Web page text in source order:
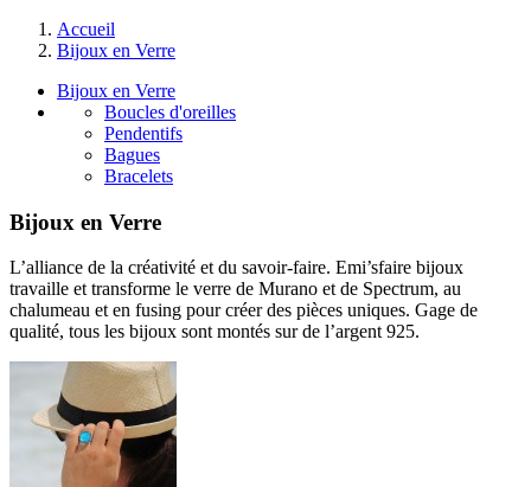
Accueil
Bijoux en Verre
Bijoux en Verre
Boucles d'oreilles
Pendentifs
Bagues
Bracelets
Bijoux en Verre
L’alliance de la créativité et du savoir-faire. Emi’sfaire bijoux
travaille et transforme le verre de Murano et de Spectrum, au
chalumeau et en fusing pour créer des pièces uniques. Gage de
qualité, tous les bijoux sont montés sur de l’argent 925.